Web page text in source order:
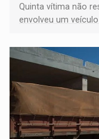
Quinta vítima não
envolveu um